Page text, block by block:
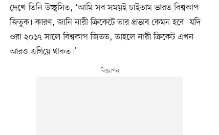
দেখে তিনি উচ্ছ্বসিত, ‘আমি সব সময়ই চাইতাম ভারত বিশ্বকাপ
জিতুক। কারণ, জানি নারী ক্রিকেটে তার প্রভাব কেমন হবে। যদি
ওরা ২০১৭ সালে বিশ্বকাপ জিতত, তাহলে নারী ক্রিকেট এখন
আরও এগিয়ে থাকত।’